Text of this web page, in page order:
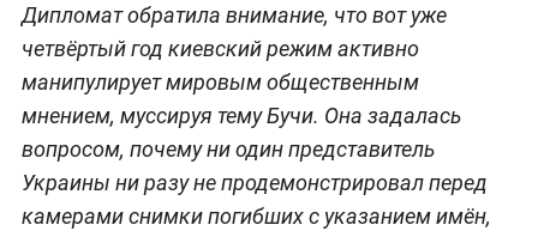
Дипломат обратила внимание, что вот уже
четвёртый год киевский режим активно
манипулирует мировым общественным
мнением, муссируя тему Бучи. Она задалась
вопросом, почему ни один представитель
Украины ни разу не продемонстрировал перед
камерами снимки погибших с указанием имён,